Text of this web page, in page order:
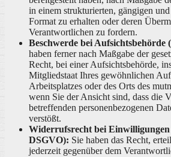
in einem strukturierten, gängigen
Format zu erhalten oder deren
Verantwortlichen zu fordern.
Beschwerde bei
haben ferner nach Maßgabe der
Recht, bei einer Aufsichtsbehörde,
Mitgliedstaat Ihres gewöhnlichen
Arbeitsplatzes oder des Orts des
wenn Sie der Ansicht sind, dass die
betreffenden personenbezogenen
verstößt.
Widerrufsrecht bei
DSGVO): Sie haben das Recht,
jederzeit gegenüber dem